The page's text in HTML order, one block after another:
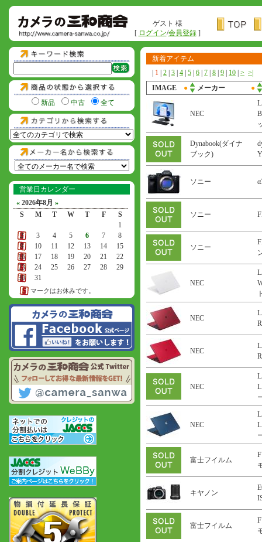
ゲスト 様
[ ログイン/会員登録]
新品 中古 全て
営業日カレンダー
« 2026年8月 »
S
M T W T F
S
1
2
3 4 5 6 7
8
9
10 11 12 13 14
15
16
17 18 19 20 21
22
23
24 25 26 27 28
29
30
31
マークはお休みです。
新着アイテム
1 2 3 4 5 6 7 8 9 10 > >|
IMAGE
● メーカー ●
NEC
Dynabook(ダイナ
ブック)
ソニー
ソニー
ソニー
NEC
NEC
NEC
NEC
NEC
富士フイルム
キヤノン
富士フイルム